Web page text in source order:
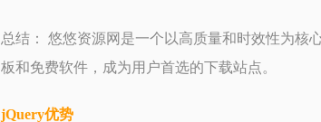
总结： 悠悠资源网是一个以高质量和时效性为核
板和免费软件，成为用户首选的下载站点。
jQuery优势